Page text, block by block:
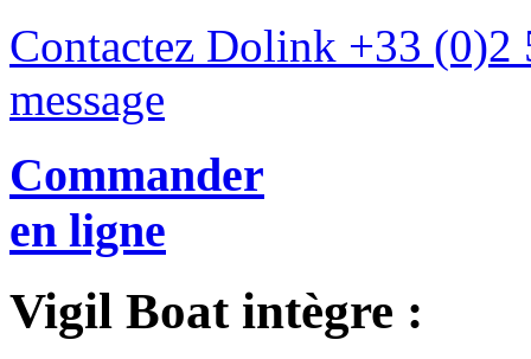
Contactez Dolink +33 (0)2
message
Commander
en ligne
Vigil Boat intègre :